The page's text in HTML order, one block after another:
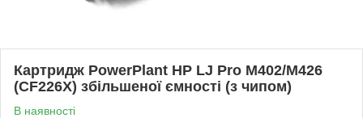
Картридж PowerPlant HP LJ Pro M402/M426
(CF226X) збільшеної ємності (з чипом)
В наявності